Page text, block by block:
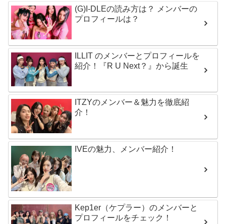
(G)I-DLEの読み方は？ メンバーの
プロフィールは？
ILLIT のメンバーとプロフィールを
紹介！『R U Next？』から誕生
ITZYのメンバー＆魅力を徹底紹
介！
IVEの魅力、メンバー紹介！
Kep1er（ケプラー）のメンバーと
プロフィールをチェック！